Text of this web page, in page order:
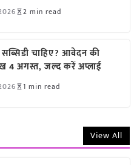
2 min read
सब्सिडी चाहिए? आवेदन की
4 अगस्त, जल्द करें अप्लाई
1 min read
View All